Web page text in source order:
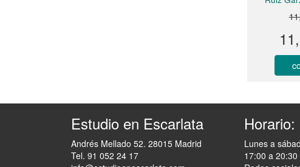
Estudio en Escarlata
Andrés Mellado 52. 28015 Madrid
Tel. 91 052 24 17
Horario:
Lunes a
17:00 a 20:30